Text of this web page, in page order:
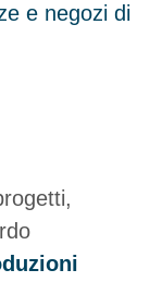
e negozi di